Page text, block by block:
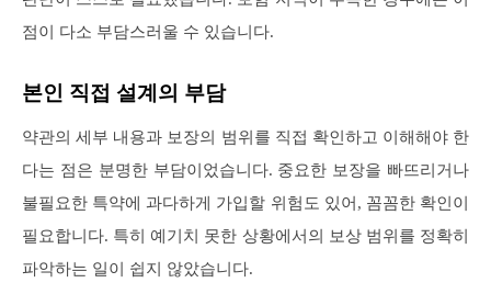
점이 다소 부담스러울 수 있습니다.
본인 직접 설계의 부담
약관의 세부 내용과 보장의 범위를 직접 확인하고 이해해야 한
다는 점은 분명한 부담이었습니다. 중요한 보장을 빠뜨리거나
불필요한 특약에 과다하게 가입할 위험도 있어, 꼼꼼한 확인이
필요합니다. 특히 예기치 못한 상황에서의 보상 범위를 정확히
파악하는 일이 쉽지 않았습니다.